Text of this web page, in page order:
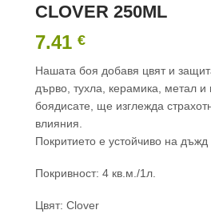
CLOVER 250ML
7.41€
Нашата боя добавя цвят и
дърво, тухла, керамика, метал
боядисате, ще изглежда
влияния.
Покритието е устойчиво на
Покривност: 4 кв.м./1л.
Цвят: Clover